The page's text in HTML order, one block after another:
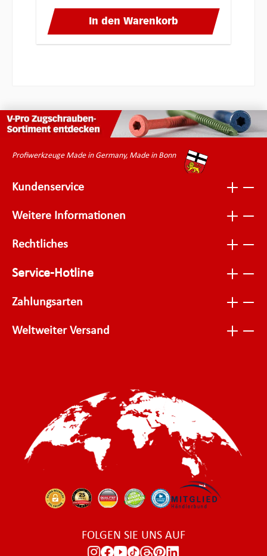
In den Warenkorb
Profiwerkzeuge Made in Germany, Made in Bonn
Kundenservice
Weitere Informationen
Rechtliches
Service-Hotline
Zahlungsarten
Weltweiter Versand
FOLGEN SIE UNS AUF